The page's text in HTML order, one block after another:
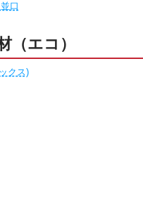
口
（エコ）
クス)